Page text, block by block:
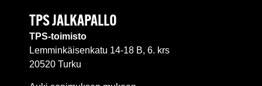
TPS JALKAPALLO
TPS-toimisto
Lemminkäisenkatu 14-18 B, 6. krs
20520 Turku